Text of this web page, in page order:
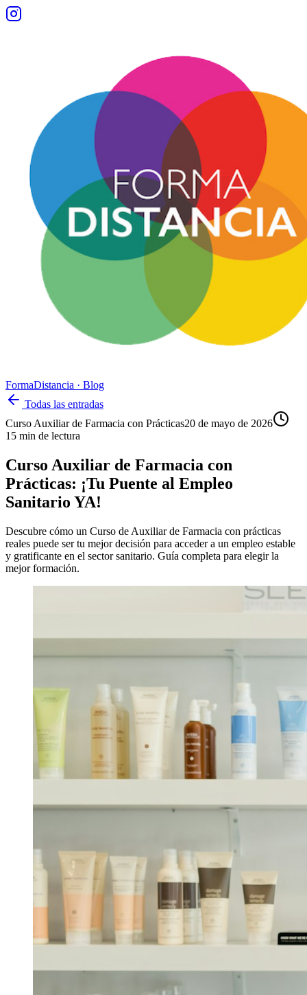
FormaDistancia · Blog
Todas las entradas
Curso Auxiliar de Farmacia con Prácticas20 de mayo de 2026
15 min de lectura
Curso Auxiliar de Farmacia con
Prácticas: ¡Tu Puente al Empleo
Sanitario YA!
Descubre cómo un Curso de Auxiliar de Farmacia con prácticas
reales puede ser tu mejor decisión para acceder a un empleo estable
y gratificante en el sector sanitario. Guía completa para elegir la
mejor formación.